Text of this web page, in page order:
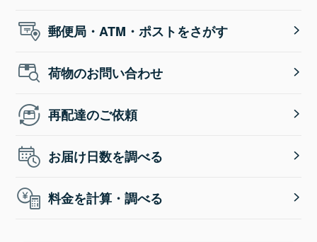
郵便局・ATM・ポストをさがす
荷物のお問い合わせ
再配達のご依頼
お届け日数を調べる
料金を計算・調べる